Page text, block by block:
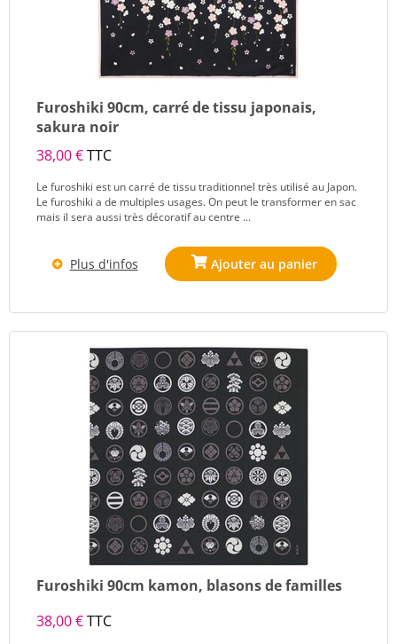
Furoshiki 90cm, carré de tissu japonais,
sakura noir
38,00 €TTC
Le furoshiki est un carré de tissu traditionnel très utilisé au Japon.
Le furoshiki a de multiples usages. On peut le transformer en sac
mais il sera aussi très décoratif au centre ...
Plus d'infos
Furoshiki 90cm kamon, blasons de familles
38,00 €TTC